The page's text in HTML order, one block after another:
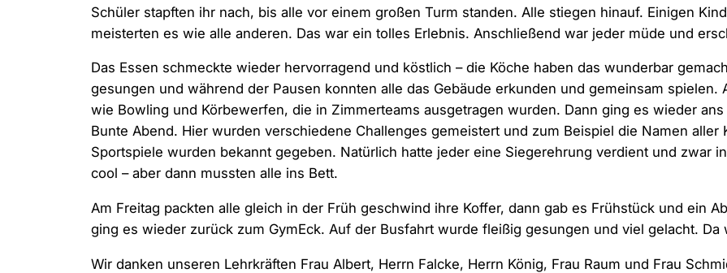
Schüler stapften ihr nach, bis alle vor einem großen Turm standen. Alle stiegen hinauf. Einigen
meisterten es wie alle anderen. Das war ein tolles Erlebnis. Anschließend war jeder müde und
Das Essen schmeckte wieder hervorragend und köstlich – die Köche haben das wunderbar
gesungen und während der Pausen konnten alle das Gebäude erkunden und gemeinsam spielen.
wie Bowling und Körbewerfen, die in Zimmerteams ausgetragen wurden. Dann ging es wieder
Bunte Abend. Hier wurden verschiedene Challenges gemeistert und zum Beispiel die Namen
Sportspiele wurden bekannt gegeben. Natürlich hatte jeder eine Siegerehrung verdient und zwar
cool – aber dann mussten alle ins Bett.
Am Freitag packten alle gleich in der Früh geschwind ihre Koffer, dann gab es Frühstück und ein
ging es wieder zurück zum GymEck. Auf der Busfahrt wurde fleißig gesungen und viel gelacht.
Wir danken unseren Lehrkräften Frau Albert, Herrn Falcke, Herrn König, Frau Raum und Frau